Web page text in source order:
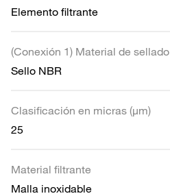
Elemento filtrante
(Conexión 1) Material de sellado
Sello NBR
Clasificación en micras (µm)
25
Material filtrante
Malla inoxidable